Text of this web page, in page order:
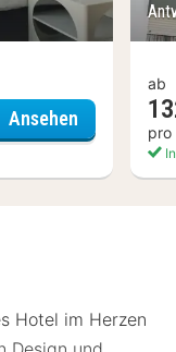
Ansehen Hotel Pilar
ab
pro
Hotel im Herzen